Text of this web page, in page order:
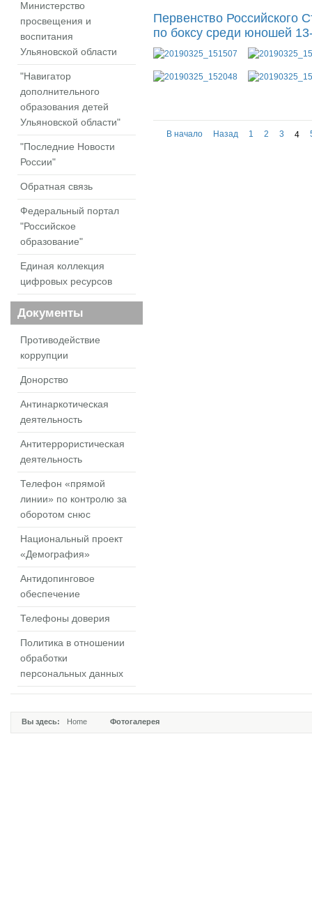
Первенство Российского
по боксу среди юношей
В начало Назад 1 2 3 4
Министерство
просвещения и
воспитания
Ульяновской области
"Навигатор
дополнительного
образования детей
Ульяновской области"
"Последние Новости
России"
Обратная связь
Федеральный портал
"Российское
образование"
Единая коллекция
цифровых ресурсов
Документы
Противодействие
коррупции
Донорство
Антинаркотическая
деятельность
Антитеррористическая
деятельность
Телефон «прямой
линии» по контролю за
оборотом снюс
Национальный проект
«Демография»
Антидопинговое
обеспечение
Телефоны доверия
Политика в отношении
обработки
персональных данных
Вы здесь: Home Фотогалерея